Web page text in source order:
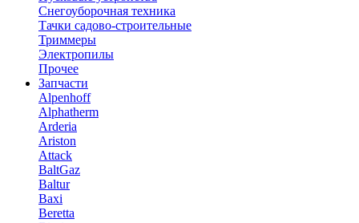
Снегоуборочная техника
Тачки садово-строительные
Триммеры
Электропилы
Прочее
Запчасти
Alpenhoff
Alphatherm
Arderia
Ariston
Attack
BaltGaz
Baltur
Baxi
Beretta